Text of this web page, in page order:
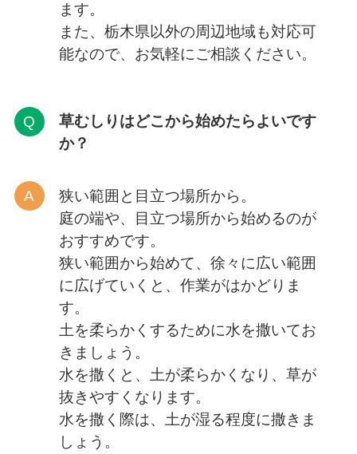
ます。
また、栃木県以外の周辺地域も対応可
能なので、お気軽にご相談ください。
草むしりはどこから始めたらよいです
か？
狭い範囲と目立つ場所から。
庭の端や、目立つ場所から始めるのが
おすすめです。
狭い範囲から始めて、徐々に広い範囲
に広げていくと、作業がはかどりま
す。
土を柔らかくするために水を撒いてお
きましょう。
水を撒くと、土が柔らかくなり、草が
抜きやすくなります。
水を撒く際は、土が湿る程度に撒きま
しょう。